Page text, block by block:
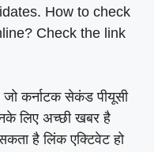
How to check
Check the link
कर्नाटक सेकंड पीयूसी
लिए अच्छी खबर है
है लिंक एक्टिवेट हो